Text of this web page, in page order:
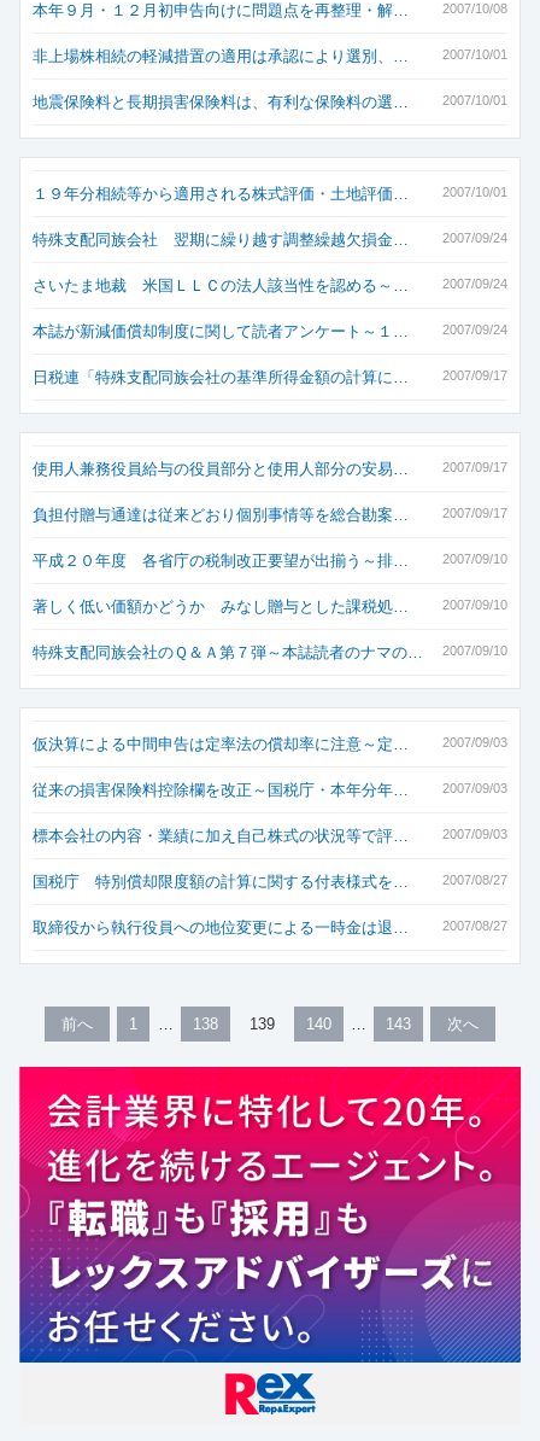
2007/10/08
本年９月・１２月初申告向けに問題点を再整理・解…
2007/10/01
非上場株相続の軽減措置の適用は承認により選別、…
2007/10/01
地震保険料と長期損害保険料は、有利な保険料の選…
2007/10/01
１９年分相続等から適用される株式評価・土地評価…
2007/09/24
特殊支配同族会社 翌期に繰り越す調整繰越欠損金…
2007/09/24
さいたま地裁 米国ＬＬＣの法人該当性を認める～…
2007/09/24
本誌が新減価償却制度に関して読者アンケート～１…
2007/09/17
日税連「特殊支配同族会社の基準所得金額の計算に…
2007/09/17
使用人兼務役員給与の役員部分と使用人部分の安易…
2007/09/17
負担付贈与通達は従来どおり個別事情等を総合勘案…
2007/09/10
平成２０年度 各省庁の税制改正要望が出揃う～排…
2007/09/10
著しく低い価額かどうか みなし贈与とした課税処…
2007/09/10
特殊支配同族会社のＱ＆Ａ第７弾～本誌読者のナマの…
2007/09/03
仮決算による中間申告は定率法の償却率に注意～定…
2007/09/03
従来の損害保険料控除欄を改正～国税庁・本年分年…
2007/09/03
標本会社の内容・業績に加え自己株式の状況等で評…
2007/08/27
国税庁 特別償却限度額の計算に関する付表様式を…
2007/08/27
取締役から執行役員への地位変更による一時金は退…
前へ 1 138 139 140 143 次へ